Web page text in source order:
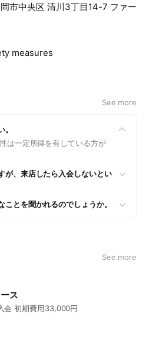
市中央区 清川3丁目14-7 ファー
measures
See more
は一定所得を有している方が
が、来店したら入会しないとい
とを聞かれるのでしょうか。
See more
ス
会 初期費用33,000円